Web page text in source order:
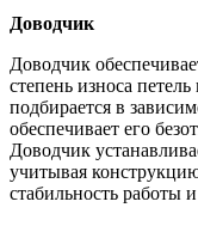
Доводчик
Доводчик
степень износа
подбирается в
обеспечивает его
Доводчик
учитывая
стабильность работы